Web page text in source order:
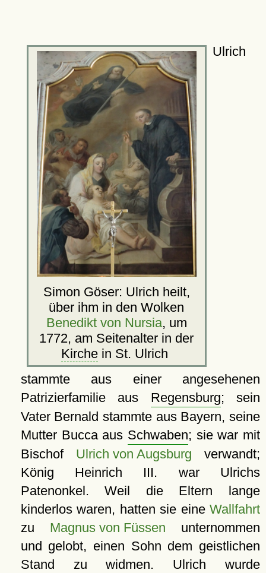
Simon Göser: Ulrich heilt,
über ihm in den Wolken
Benedikt von Nursia, um
1772, am Seitenalter in der
Kirche in St. Ulrich
Ulrich
stammte aus einer angesehenen
Patrizierfamilie aus Regensburg; sein
Vater Bernald stammte aus Bayern, seine
Mutter Bucca aus Schwaben; sie war mit
Bischof Ulrich von Augsburg verwandt;
König Heinrich III. war Ulrichs
Patenonkel. Weil die Eltern lange
kinderlos waren, hatten sie eine Wallfahrt
zu Magnus von Füssen unternommen
und gelobt, einen Sohn dem geistlichen
Stand zu widmen. Ulrich wurde